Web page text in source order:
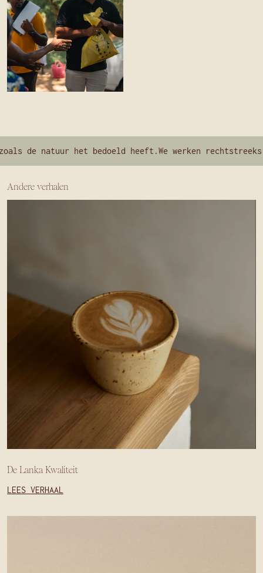
de natuur het bedoeld heeft.We werken rechtstreeks
Andere verhalen
De Lanka Kwaliteit
LEES VERHAAL